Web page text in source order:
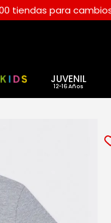
tiendas para
JUVENIL